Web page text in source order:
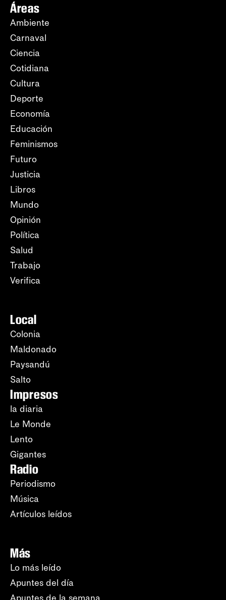
Áreas
Ambiente
Carnaval
Ciencia
Cotidiana
Cultura
Deporte
Economía
Educación
Feminismos
Futuro
Justicia
Libros
Mundo
Opinión
Política
Salud
Trabajo
Verifica
Local
Colonia
Maldonado
Paysandú
Salto
Impresos
la diaria
Le Monde
Lento
Gigantes
Radio
Periodismo
Música
Artículos leídos
Más
Lo más leído
Apuntes del día